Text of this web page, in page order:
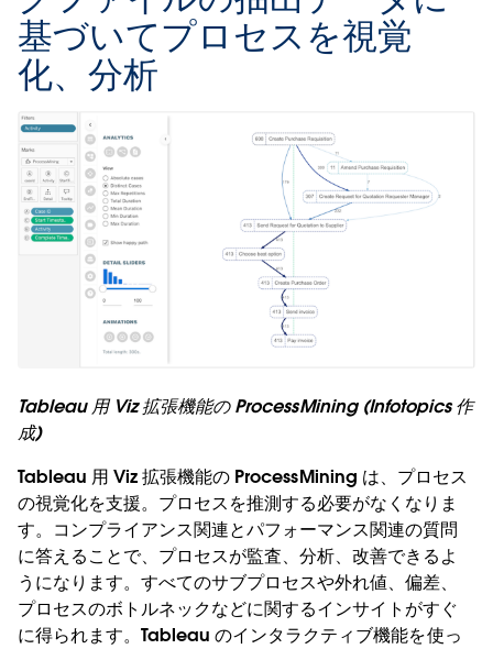
基づいてプロセスを視覚
化、分析
Tableau 用 Viz 拡張機能の ProcessMining (Infotopics 作
成)
Tableau 用 Viz 拡張機能の ProcessMining は、プロセス
の視覚化を支援。プロセスを推測する必要がなくなりま
す。コンプライアンス関連とパフォーマンス関連の質問
に答えることで、プロセスが監査、分析、改善できるよ
うになります。すべてのサブプロセスや外れ値、偏差、
プロセスのボトルネックなどに関するインサイトがすぐ
に得られます。Tableau のインタラクティブ機能を使っ